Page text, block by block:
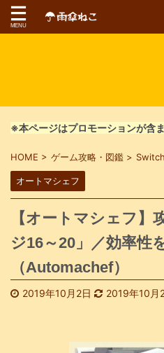
※本ページはプロモーションが含ま
HOME > ゲーム攻略・図鑑 >
オートマシェフ
【オートマシェフ】
ジ16～20」／効率性
（Automachef）
2019年10月2日 2019年10月